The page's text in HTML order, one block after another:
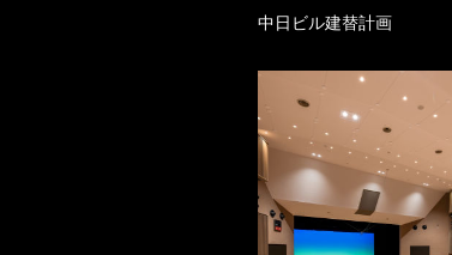
中日ビル建替計画